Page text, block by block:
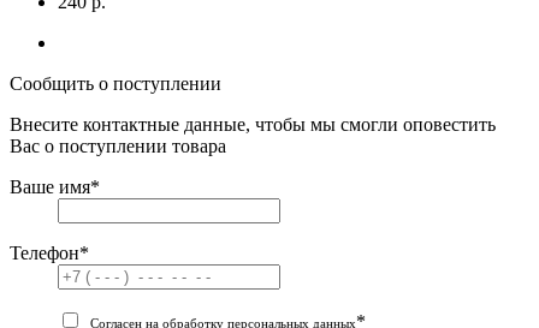
Сообщить о поступлении
Внесите контактные данные, чтобы мы смогли оповестить
Вас о поступлении товара
Ваше имя*
Телефон*
Согласен на обработку персональных данных*